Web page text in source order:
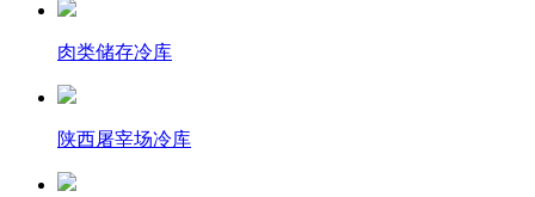
肉类储存冷库
陕西屠宰场冷库